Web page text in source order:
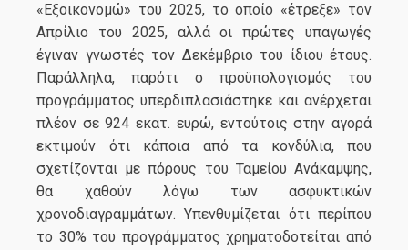
«Εξοικονομώ» του 2025, το οποίο «έτρεξε» τον
Απρίλιο του 2025, αλλά οι πρώτες υπαγωγές
έγιναν γνωστές τον Δεκέμβριο του ίδιου έτους.
Παράλληλα, παρότι ο προϋπολογισμός του
προγράμματος υπερδιπλασιάστηκε και ανέρχεται
πλέον σε 924 εκατ. ευρώ, εντούτοις στην αγορά
εκτιμούν ότι κάποια από τα κονδύλια, που
σχετίζονται με πόρους του Ταμείου Ανάκαμψης,
θα χαθούν λόγω των ασφυκτικών
χρονοδιαγραμμάτων. Υπενθυμίζεται ότι περίπου
το 30% του προγράμματος χρηματοδοτείται από